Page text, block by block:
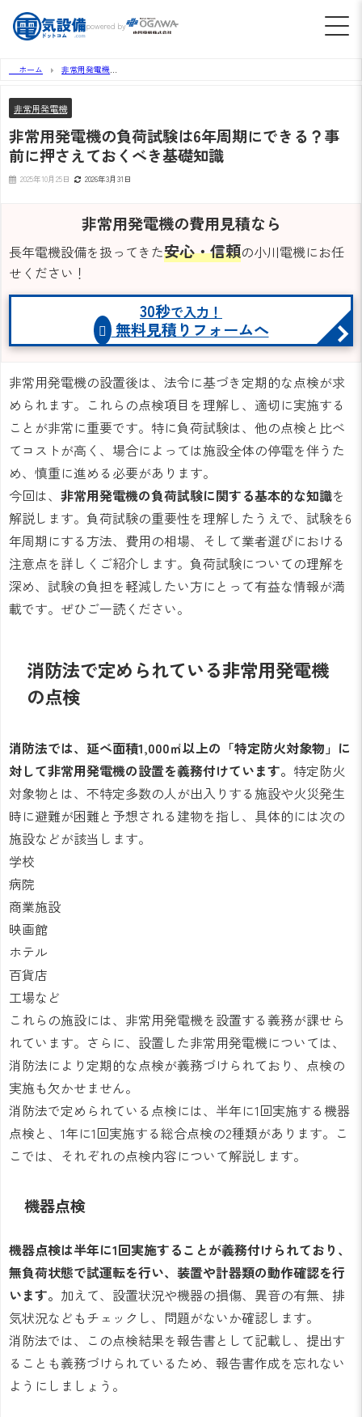
powered by
ホーム
非常用発電機
非常用発電機
非常用発電機の負荷試験は6年周期にできる？事
前に押さえておくべき基礎知識
2025年10月25日 2026年3月31日
非常用発電機の費用見積なら
長年電機設備を扱ってきた安心・信頼の小川電機にお任
せください！
30秒で入力！
無料見積りフォームへ
非常用発電機の設置後は、法令に基づき定期的な点検が求
められます。これらの点検項目を理解し、適切に実施する
ことが非常に重要です。特に負荷試験は、他の点検と比べ
てコストが高く、場合によっては施設全体の停電を伴うた
め、慎重に進める必要があります。
今回は、 非常用発電機の負荷試験に関する基本的な知識を
解説します。負荷試験の重要性を理解したうえで、試験を6
年周期にする方法、費用の相場、そして業者選びにおける
注意点を詳しくご紹介します。負荷試験についての理解を
深め、試験の負担を軽減したい方にとって有益な情報が満
載です。ぜひご一読ください。
消防法で定められている非常用発電機
の点検
消防法では、延べ面積1,000㎡以上の「特定防火対象物」に
対して非常用発電機の設置を義務付けています。 特定防火
対象物とは、不特定多数の人が出入りする施設や火災発生
時に避難が困難と予想される建物を指し、具体的には次の
施設などが該当します。
学校
病院
商業施設
映画館
ホテル
百貨店
工場など
これらの施設には、非常用発電機を設置する義務が課せら
れています。さらに、設置した非常用発電機については、
消防法により定期的な点検が義務づけられており、点検の
実施も欠かせません。
消防法で定められている点検には、半年に1回実施する機器
点検と、1年に1回実施する総合点検の2種類があります。こ
こでは、それぞれの点検内容について解説します。
機器点検
機器点検は半年に1回実施することが義務付けられており、
無負荷状態で試運転を行い、装置や計器類の動作確認を行
います。 加えて、設置状況や機器の損傷、異音の有無、排
気状況などもチェックし、問題がないか確認します。
消防法では、この点検結果を報告書として記載し、提出す
ることも義務づけられているため、報告書作成を忘れない
ようにしましょう。